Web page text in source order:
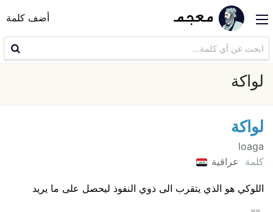
أضف كلمة
لواكة
لواكة
loaga
كلمة
عراقية
اللوكي هو الذي يتقرب الى ذوي النفوذ ليحصل على ما يريد